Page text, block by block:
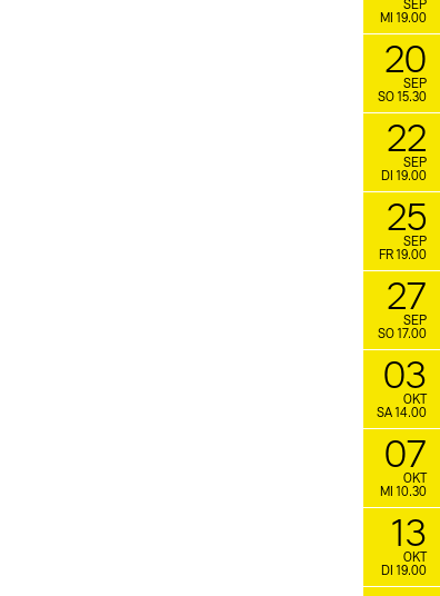
SEP
MI 19.00
20
SEP
SO 15.30
22
SEP
DI 19.00
25
SEP
FR 19.00
27
SEP
SO 17.00
03
OKT
SA 14.00
07
OKT
MI 10.30
13
OKT
DI 19.00